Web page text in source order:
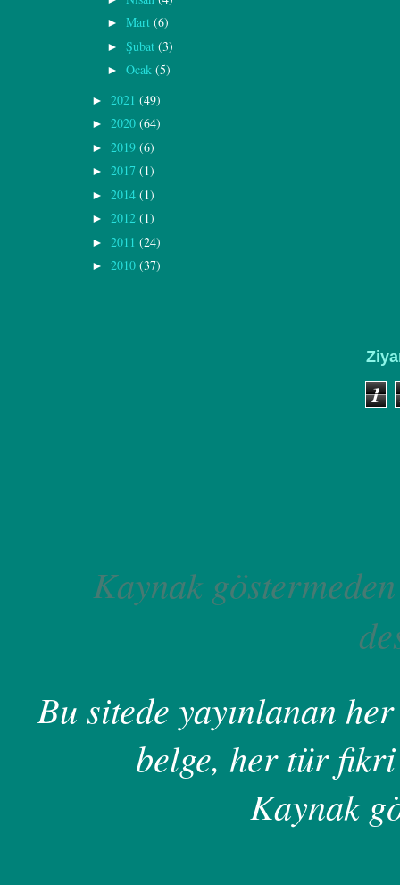
► Mart (6)
► Şubat (3)
► Ocak (5)
► 2021 (49)
► 2020 (64)
► 2019 (6)
► 2017 (1)
► 2014 (1)
► 2012 (1)
► 2011 (24)
► 2010 (37)
1
Kaynak
Bu sitede yayınlanan
belge, her tür
Kaynak